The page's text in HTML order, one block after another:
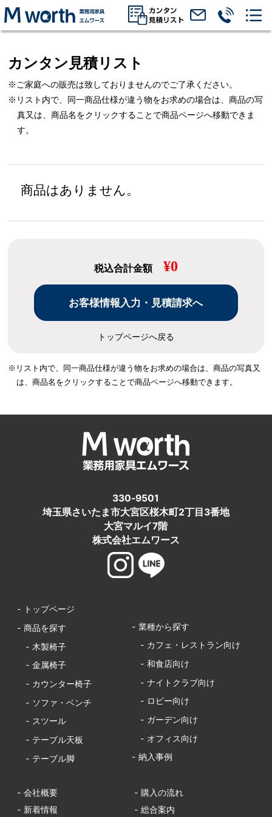
カンタン見積リスト
※ご家庭への販売は致しておりませんのでご了承ください。
※リスト内で、同一商品仕様が違う物をお求めの場合は、商品の写
真又は、商品名をクリックすることで商品ページへ移動できま
す。
商品はありません。
税込合計金額 ¥0
トップページへ戻る
※リスト内で、同一商品仕様が違う物をお求めの場合は、商品の写真又
は、商品名をクリックすることで商品ページへ移動できます。
330-9501
埼玉県さいたま市大宮区桜木町2丁目3番地
大宮マルイ7階
株式会社エムワース
- トップページ
- 商品を探す
- 木製椅子
- 金属椅子
- カウンター椅子
- ソファ・ベンチ
- スツール
- テーブル天板
- テーブル脚
- 業種から探す
- カフェ・レストラン向け
- 和食店向け
- ナイトクラブ向け
- ロビー向け
- ガーデン向け
- オフィス向け
- 納入事例
- 会社概要
- 購入の流れ
- 新着情報
- 総合案内